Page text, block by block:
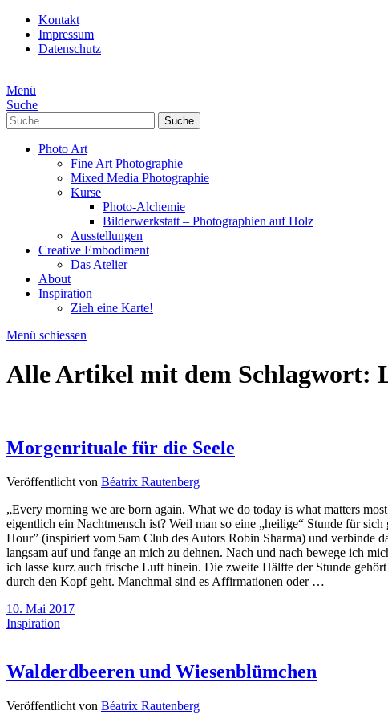
Kontakt
Impressum
Datenschutz
Menü
Suche
Suche
Photo Art
Fine Art Photographie
Mixed Media Photographie
Kurse
Photo-Alchemie
Bilderwerkstatt – Photographien auf Holz
Ausstellungen
Creative Embodiment
Das Atelier
About
Inspiration
Zieh eine Karte!
Menü schiessen
Alle Artikel mit dem Schlagwort:
Morgenrituale für die Seele
Veröffentlicht von Béatrix Rautenberg
„Every morning we are born again. What we do today is what matters
eigentlich ein Nachtmensch ist? Weil man so eine „heilige“ Stunde für
Hour” (inspiriert vom 5am Club des Autors Robin Sharma) und verbinde
langsam auf und fange an mich zu dehnen. Nach und nach bewege ich
ich lasse kurz auch frische Luft hinein. Die zweite Hälfte der Stunde
durch den Kopf geht. Manchmal sind es Affirmationen oder …
10. Mai 2017
Inspiration
Walderdbeeren und Wiesenblümchen
Veröffentlicht von Béatrix Rautenberg